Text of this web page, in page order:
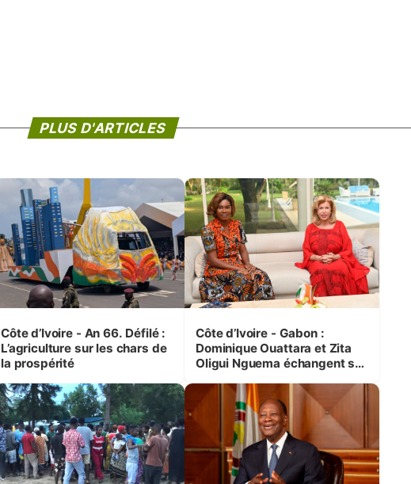
PLUS D'ARTICLES
Côte d’Ivoire - An 66. Défilé :
L’agriculture sur les chars de
la prospérité
Côte d’Ivoire - Gabon :
Dominique Ouattara et Zita
Oligui Nguema échangent sur
femmes et des enfants